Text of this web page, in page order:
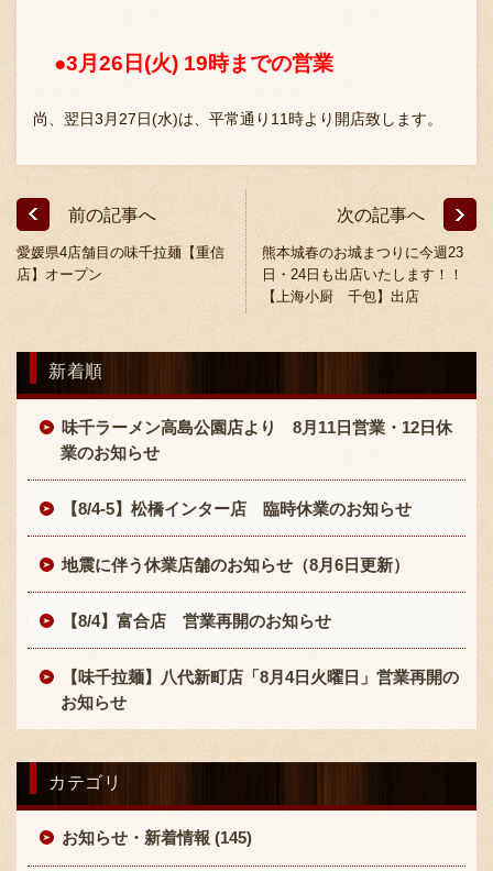
ブランド一覧
会社案内
●3月26日(火) 19時までの営業
尚、翌日3月27日(水)は、平常通り11時より開店致します。
前の記事へ
愛媛県4店舗目の味千拉麺【重信
店】オープン
次の記事へ
熊本城春のお城まつりに今週23
日・24日も出店いたします！！
【上海小厨 千包】出店
新着順
味千ラーメン高島公園店より 8月11日営業・12日休
業のお知らせ
【8/4-5】松橋インター店 臨時休業のお知らせ
地震に伴う休業店舗のお知らせ（8月6日更新）
【8/4】富合店 営業再開のお知らせ
【味千拉麺】八代新町店「8月4日火曜日」営業再開の
お知らせ
カテゴリ
お知らせ・新着情報 (145)